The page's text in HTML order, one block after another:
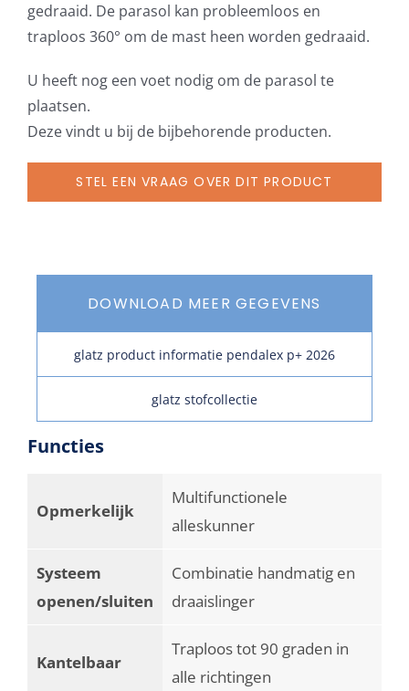
gedraaid. De parasol kan probleemloos en
traploos 360° om de mast heen worden gedraaid.
U heeft nog een voet nodig om de parasol te
plaatsen.
Deze vindt u bij de bijbehorende producten.
STEL EEN VRAAG OVER DIT PRODUCT
DOWNLOAD MEER GEGEVENS
glatz product informatie pendalex p+ 2026
glatz stofcollectie
Functies
Opmerkelijk
Multifunctionele
alleskunner
Systeem
openen/sluiten
Combinatie handmatig en
draaislinger
Kantelbaar
Traploos tot 90 graden in
alle richtingen